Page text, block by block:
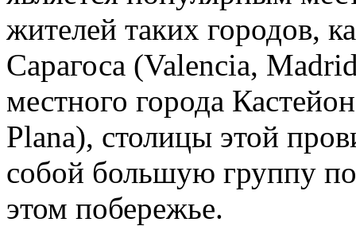
жителей таких городов,
Сарагоса (Valencia,
местного города
Plana), столицы этой
собой большую группу
этом побережье.